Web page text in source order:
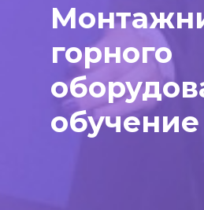
горного
обучение